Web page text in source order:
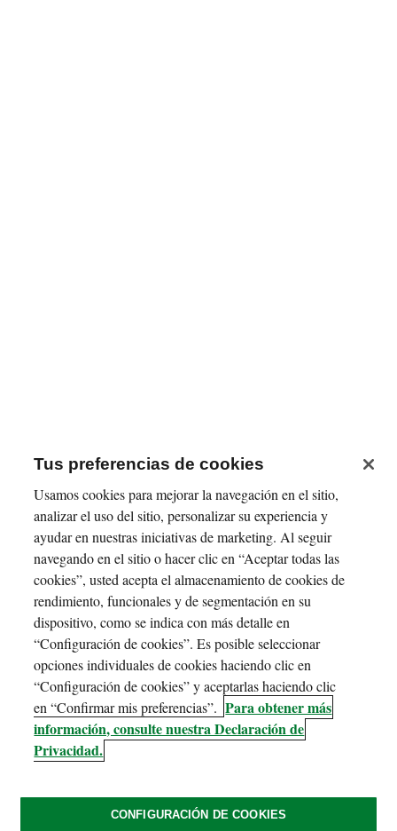
Tus preferencias de cookies
Usamos cookies para mejorar la navegación en el sitio,
analizar el uso del sitio, personalizar su experiencia y
ayudar en nuestras iniciativas de marketing. Al seguir
navegando en el sitio o hacer clic en “Aceptar todas las
cookies”, usted acepta el almacenamiento de cookies de
rendimiento, funcionales y de segmentación en su
dispositivo, como se indica con más detalle en
“Configuración de cookies”. Es posible seleccionar
opciones individuales de cookies haciendo clic en
“Configuración de cookies” y aceptarlas haciendo clic
en “Confirmar mis preferencias”. Para obtener más
información, consulte nuestra Declaración de
Privacidad.
CONFIGURACIÓN DE COOKIES